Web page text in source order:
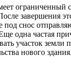
ограниченный
завершения
снос
одна частая
участок земли
нового здания.